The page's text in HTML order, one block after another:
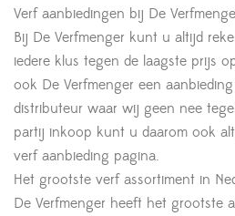
Verf aanbiedingen bij De
Bij De Verfmenger kunt u altijd
iedere klus tegen de laagste prijs
ook De Verfmenger een
distributeur waar wij geen nee
partij inkoop kunt u daarom ook
verf aanbieding pagina.
Het grootste verf assortiment in
De Verfmenger heeft het grootste